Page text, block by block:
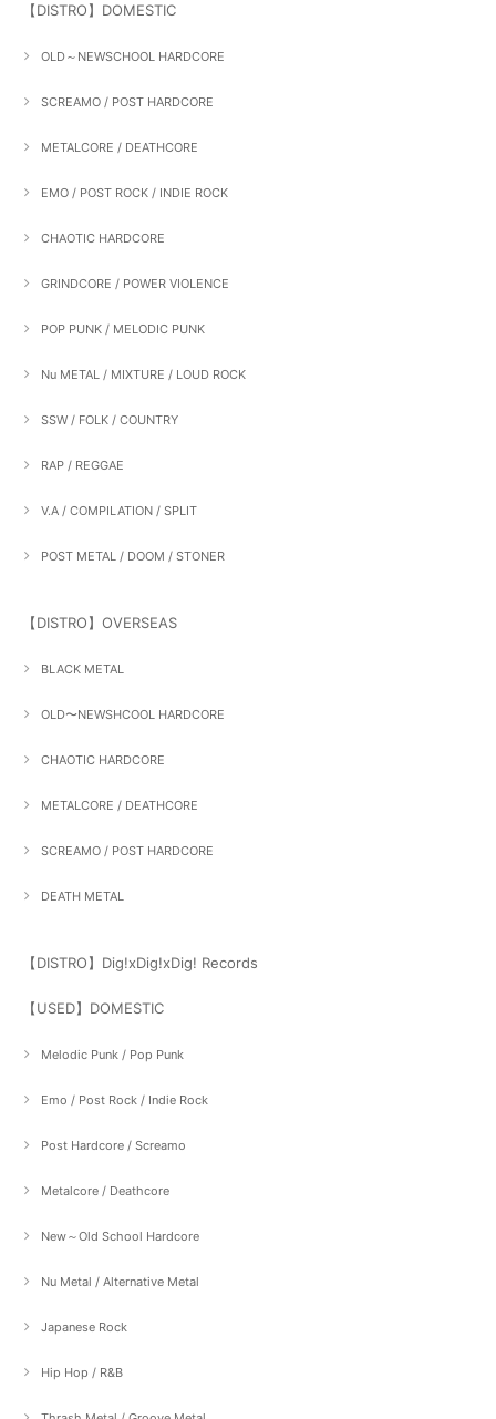
【DISTRO】DOMESTIC
OLD～NEWSCHOOL HARDCORE
SCREAMO / POST HARDCORE
METALCORE / DEATHCORE
EMO / POST ROCK / INDIE ROCK
CHAOTIC HARDCORE
GRINDCORE / POWER VIOLENCE
POP PUNK / MELODIC PUNK
Nu METAL / MIXTURE / LOUD ROCK
SSW / FOLK / COUNTRY
RAP / REGGAE
V.A / COMPILATION / SPLIT
POST METAL / DOOM / STONER
【DISTRO】OVERSEAS
BLACK METAL
OLD〜NEWSHCOOL HARDCORE
CHAOTIC HARDCORE
METALCORE / DEATHCORE
SCREAMO / POST HARDCORE
DEATH METAL
【DISTRO】Dig!xDig!xDig! Records
【USED】DOMESTIC
Melodic Punk / Pop Punk
Emo / Post Rock / Indie Rock
Post Hardcore / Screamo
Metalcore / Deathcore
New～Old School Hardcore
Nu Metal / Alternative Metal
Japanese Rock
Hip Hop / R&B